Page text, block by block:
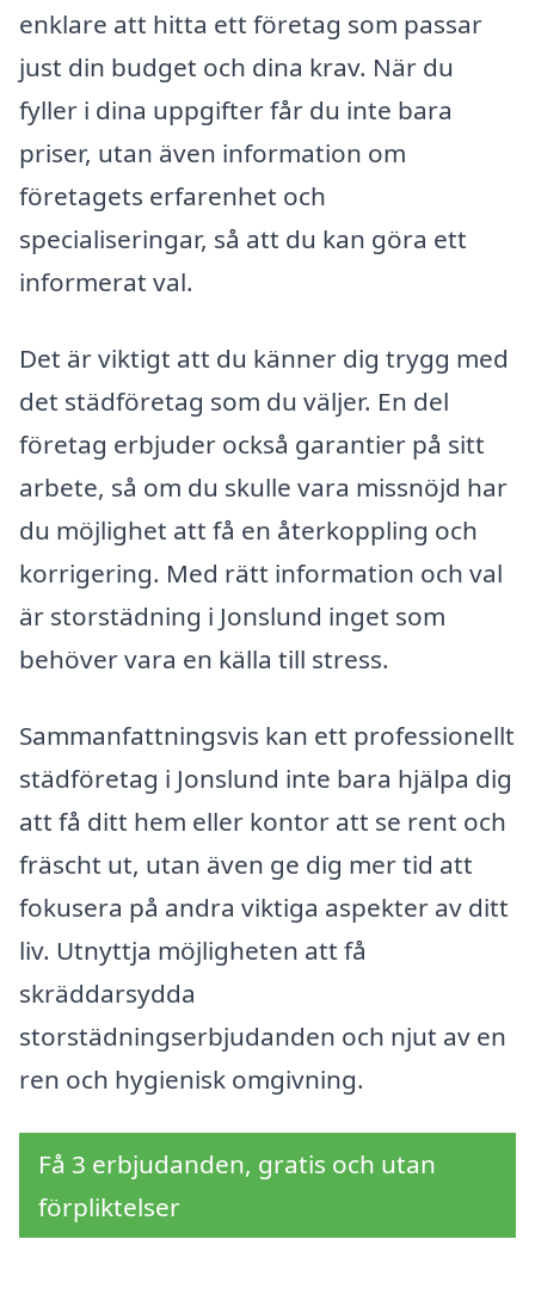
enklare att hitta ett företag som passar
just din budget och dina krav. När du
fyller i dina uppgifter får du inte bara
priser, utan även information om
företagets erfarenhet och
specialiseringar, så att du kan göra ett
informerat val.
Det är viktigt att du känner dig trygg med
det städföretag som du väljer. En del
företag erbjuder också garantier på sitt
arbete, så om du skulle vara missnöjd har
du möjlighet att få en återkoppling och
korrigering. Med rätt information och val
är storstädning i Jonslund inget som
behöver vara en källa till stress.
Sammanfattningsvis kan ett professionellt
städföretag i Jonslund inte bara hjälpa dig
att få ditt hem eller kontor att se rent och
fräscht ut, utan även ge dig mer tid att
fokusera på andra viktiga aspekter av ditt
liv. Utnyttja möjligheten att få
skräddarsydda
storstädningserbjudanden och njut av en
ren och hygienisk omgivning.
Få 3 erbjudanden, gratis och utan
förpliktelser